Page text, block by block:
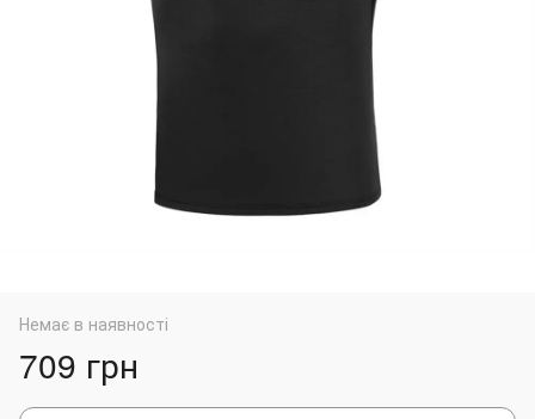
Немає в наявності
709 грн